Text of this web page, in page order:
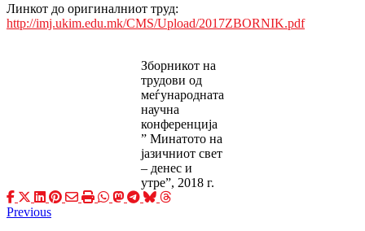
Линкот до оригиналниот труд:
http://imj.ukim.edu.mk/CMS/Upload/2017ZBORNIK.pdf
Зборникот на
трудови од
меѓународната
научна
конференција
” Минатото на
јазичниот свет
– денес и
утре”, 2018 г.
Previous